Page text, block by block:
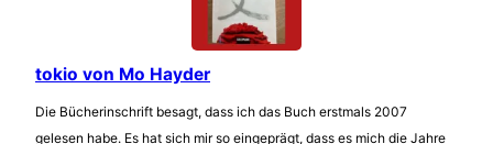
tokio von Mo Hayder
Die Bücherinschrift besagt, dass ich das Buch erstmals 2007
gelesen habe. Es hat sich mir so eingeprägt, dass es mich die Jahre